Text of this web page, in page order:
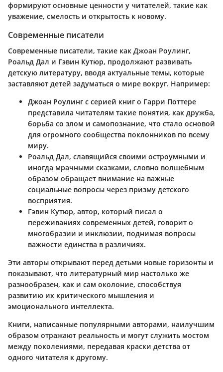
формируют основные ценности у читателей, такие как
уважение, смелость и открытость к новому.
Современные писатели
Современные писатели, такие как Джоан Роулинг,
Роальд Дал и Гэвин Кутюр, продолжают развивать
детскую литературу, вводя актуальные темы, которые
заставляют детей задуматься о мире вокруг. Например:
Джоан Роулинг с серией книг о Гарри Поттере
представила читателям такие понятия, как дружба,
борьба со злом и самопознание, что стало основой
для огромного сообщества поклонников по всему
миру.
Роальд Дал, славящийся своими остроумными и
иногда мрачными сказками, словно волшебным
образом обращает внимание на важные
социальные вопросы через призму детского
восприятия.
Гэвин Кутюр, автор, который писал о
переживаниях современных детей, говорит о
многобразии и инклюзии, поднимая вопросы
важности единства в различиях.
Эти авторы открывают перед детьми новые горизонты и
показывают, что литературный мир настолько же
разнообразен, как и сам околоние, способствуя
развитию их критического мышления и
эмоционального интеллекта.
Книги, написанные популярными авторами, наилучшим
образом отражают реальность и могут служить мостом
между поколениями, передавая краски детства от
одного читателя к другому.